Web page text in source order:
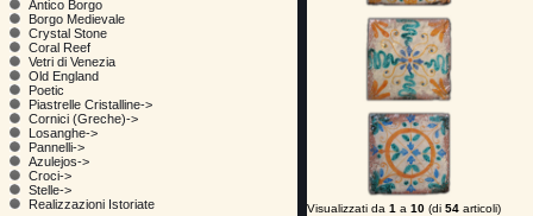
Antico Borgo
Borgo Medievale
Crystal Stone
Coral Reef
Vetri di Venezia
Old England
Poetic
Piastrelle Cristalline->
Cornici (Greche)->
Losanghe->
Pannelli->
Azulejos->
Croci->
Stelle->
Realizzazioni Istoriate
Visualizzati da 1 a 10 (di 54 articoli)